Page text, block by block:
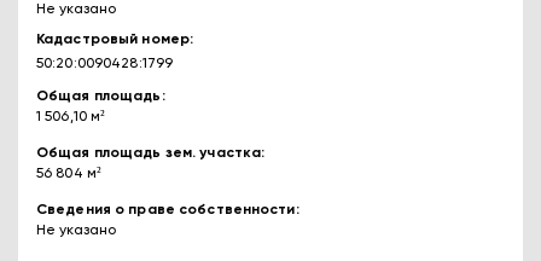
Не указано
Кадастровый номер
50:20:0090428:1799
Общая площадь
1 506,10 м²
Общая площадь зем. участка
56 804 м²
Сведения о праве собственности
Не указано